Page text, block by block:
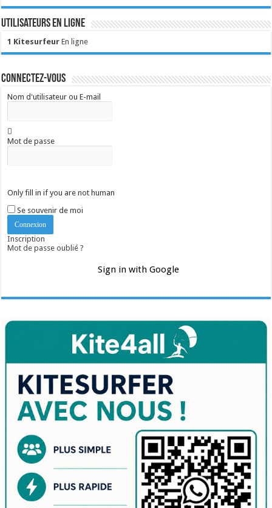
Utilisateurs en ligne
1 Kitesurfeur En ligne
Connectez-vous
Nom d'utilisateur ou E-mail
Mot de passe
Only fill in if you are not human
Se souvenir de moi
Inscription
Mot de passe oublié ?
Sign in with Google